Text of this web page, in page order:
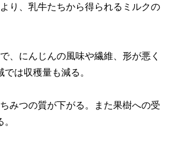
り、乳牛たちから得られるミルクの
、にんじんの風味や繊維、形が悪く
は収穫量も減る。
みつの質が下がる。また果樹への受